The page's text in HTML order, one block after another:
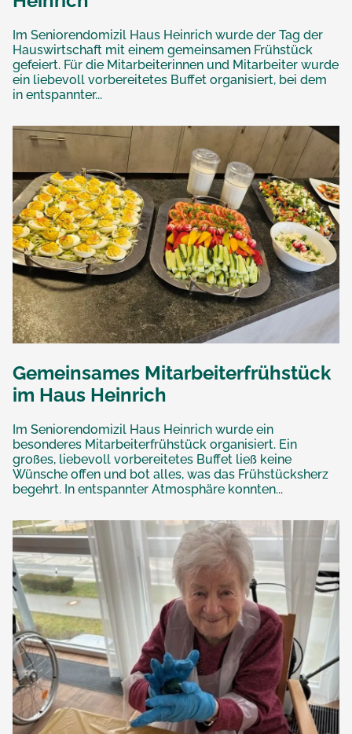
Im Seniorendomizil Haus Heinrich wurde der Tag der
Hauswirtschaft mit einem gemeinsamen Frühstück
gefeiert. Für die Mitarbeiterinnen und Mitarbeiter wurde
ein liebevoll vorbereitetes Buffet organisiert, bei dem
in entspannter...
Gemeinsames Mitarbeiterfrühstück
im Haus Heinrich
Im Seniorendomizil Haus Heinrich wurde ein
besonderes Mitarbeiterfrühstück organisiert. Ein
großes, liebevoll vorbereitetes Buffet ließ keine
Wünsche offen und bot alles, was das Frühstücksherz
begehrt. In entspannter Atmosphäre konnten...